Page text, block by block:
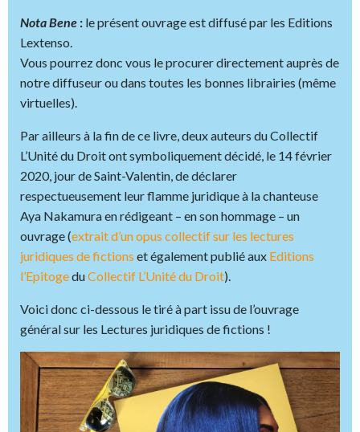
Nota Bene : le présent ouvrage est diffusé par les Editions
Lextenso.
Vous pourrez donc vous le procurer directement auprès de
notre diffuseur ou dans toutes les bonnes librairies (même
virtuelles).
Par ailleurs à la fin de ce livre, deux auteurs du Collectif
L’Unité du Droit ont symboliquement décidé, le 14 février
2020, jour de Saint-Valentin, de déclarer
respectueusement leur flamme juridique à la chanteuse
Aya Nakamura en rédigeant – en son hommage – un
ouvrage (extrait d’un opus collectif sur les lectures
juridiques de fictions et également publié aux Editions
l’EpitogeduCollectif L’Unité du Droit).
Voici donc ci-dessous le tiré à part issu de l’ouvrage
général sur les Lectures juridiques de fictions !